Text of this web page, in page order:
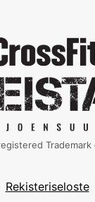
Trademark
Rekisteriseloste